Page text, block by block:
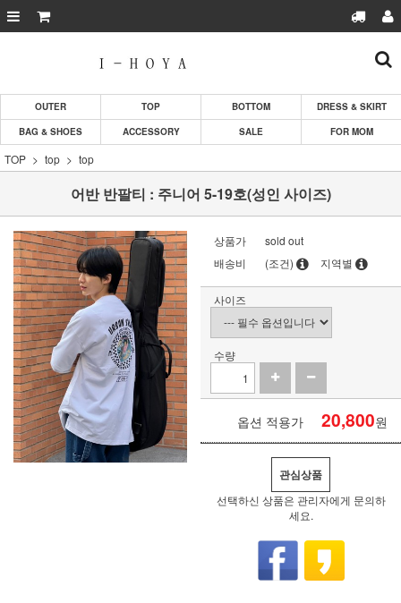
OUTER TOP BOTTOM
DRESS & SKIRT
BAG & SHOES
ACCESSORY SALE FOR MOM
TOP top top
어반 반팔티 : 주니어 5-19호(성인 사이즈)
상품가
sold out
배송비
(조건) 지역별
사이즈
수량
옵션 적용가 20,800원
관심상품
선택하신 상품은 관리자에게 문의하
세요.